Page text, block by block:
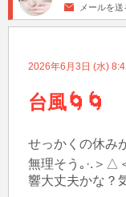
メールを送
2026年6月3日 (水)
台風🌀🌀
せっかくの休み
無理そう｡·.＞△
響大丈夫かな？